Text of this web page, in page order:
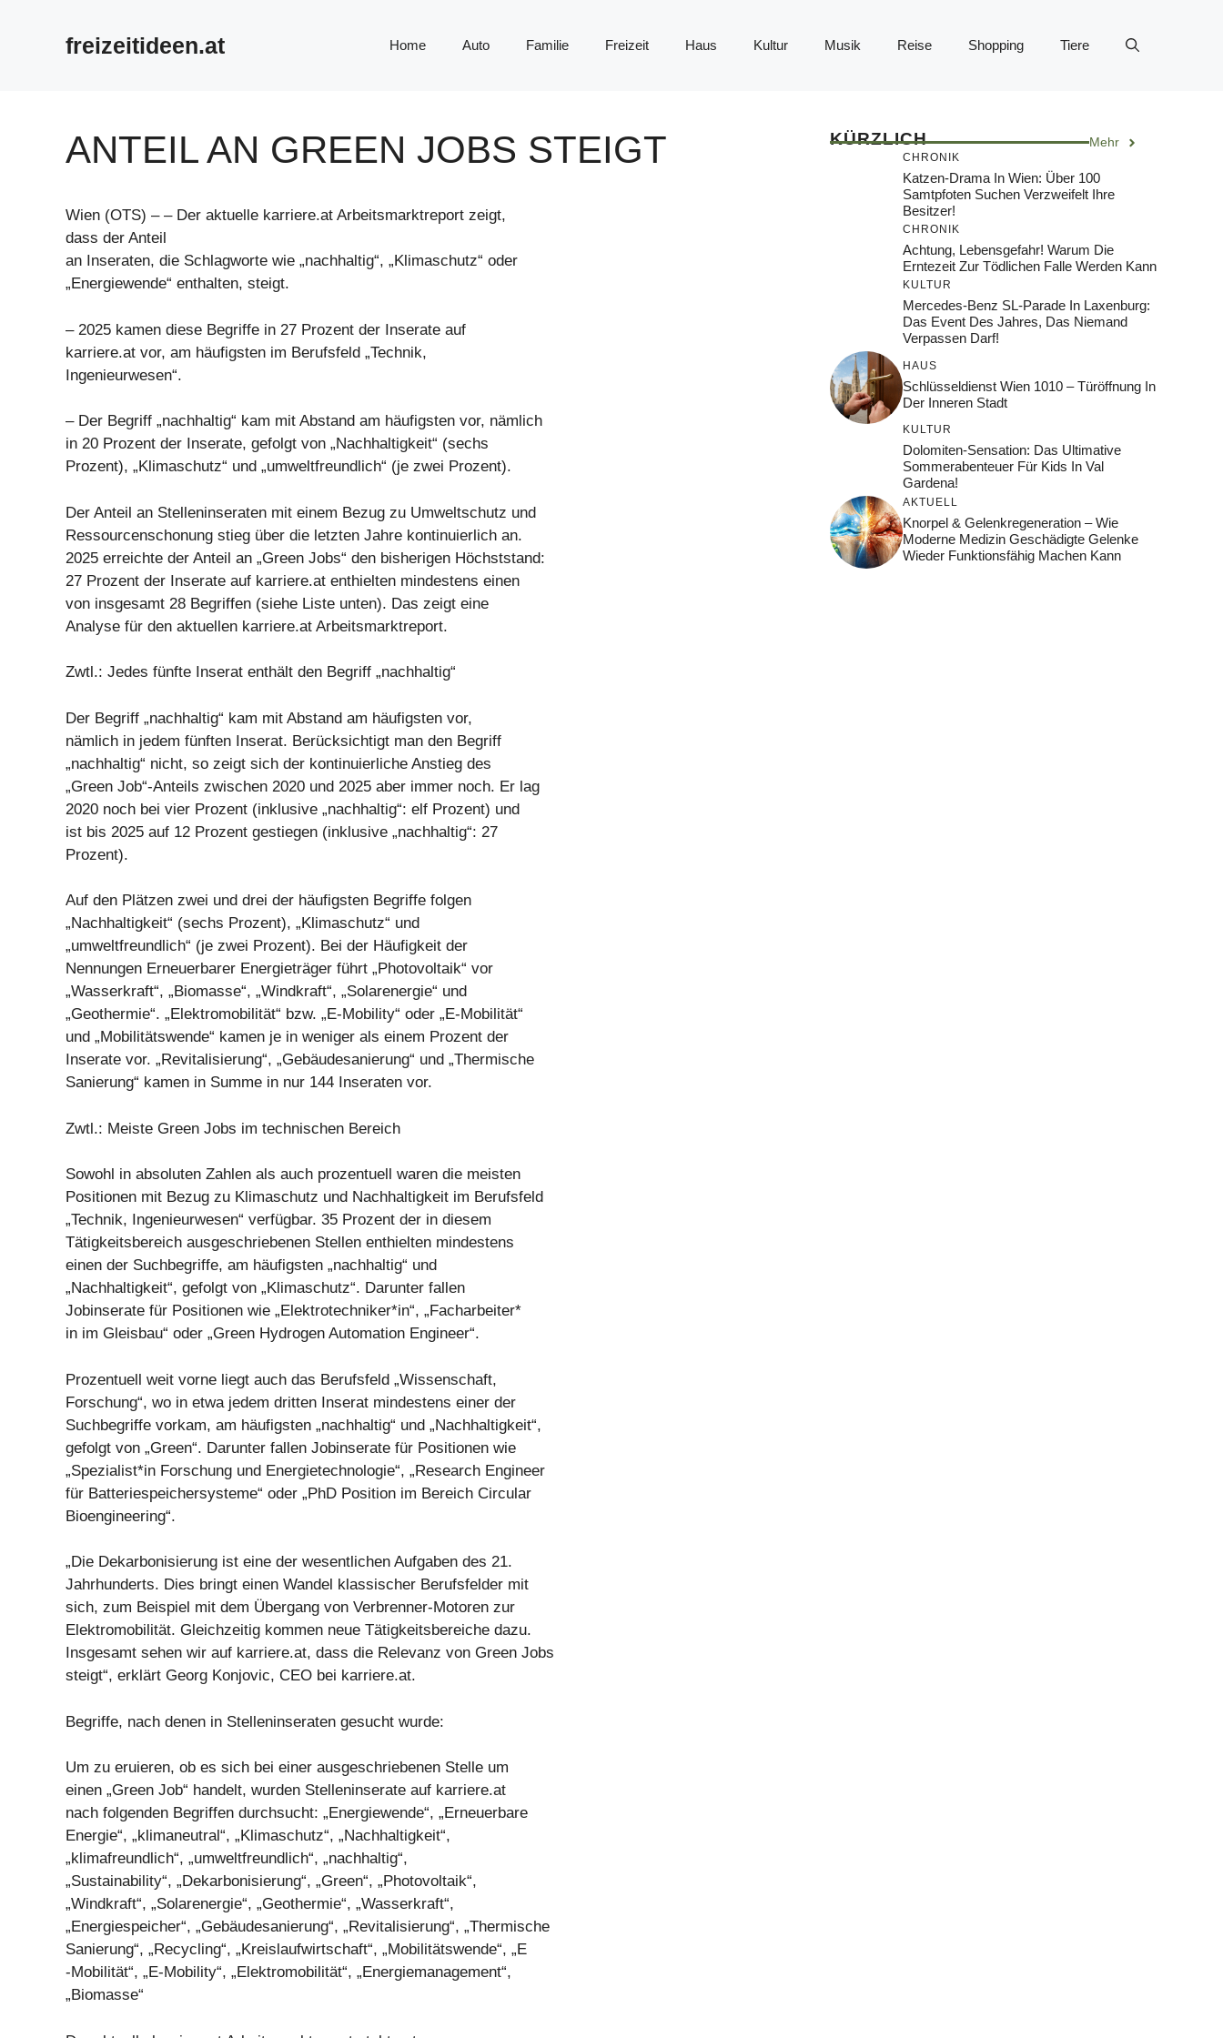
freizeitideen.at Home Auto Familie Freizeit Haus Kultur Musik Reise Shopping Tiere
ANTEIL AN GREEN JOBS STEIGT
Wien (OTS) – – Der aktuelle karriere.at Arbeitsmarktreport zeigt,
dass der Anteil
an Inseraten, die Schlagworte wie „nachhaltig“, „Klimaschutz“ oder
„Energiewende“ enthalten, steigt.
– 2025 kamen diese Begriffe in 27 Prozent der Inserate auf
karriere.at vor, am häufigsten im Berufsfeld „Technik,
Ingenieurwesen“.
– Der Begriff „nachhaltig“ kam mit Abstand am häufigsten vor, nämlich
in 20 Prozent der Inserate, gefolgt von „Nachhaltigkeit“ (sechs
Prozent), „Klimaschutz“ und „umweltfreundlich“ (je zwei Prozent).
Der Anteil an Stelleninseraten mit einem Bezug zu Umweltschutz und
Ressourcenschonung stieg über die letzten Jahre kontinuierlich an.
2025 erreichte der Anteil an „Green Jobs“ den bisherigen Höchststand:
27 Prozent der Inserate auf karriere.at enthielten mindestens einen
von insgesamt 28 Begriffen (siehe Liste unten). Das zeigt eine
Analyse für den aktuellen karriere.at Arbeitsmarktreport.
Zwtl.: Jedes fünfte Inserat enthält den Begriff „nachhaltig“
Der Begriff „nachhaltig“ kam mit Abstand am häufigsten vor,
nämlich in jedem fünften Inserat. Berücksichtigt man den Begriff
„nachhaltig“ nicht, so zeigt sich der kontinuierliche Anstieg des
„Green Job“-Anteils zwischen 2020 und 2025 aber immer noch. Er lag
2020 noch bei vier Prozent (inklusive „nachhaltig“: elf Prozent) und
ist bis 2025 auf 12 Prozent gestiegen (inklusive „nachhaltig“: 27
Prozent).
Auf den Plätzen zwei und drei der häufigsten Begriffe folgen
„Nachhaltigkeit“ (sechs Prozent), „Klimaschutz“ und
„umweltfreundlich“ (je zwei Prozent). Bei der Häufigkeit der
Nennungen Erneuerbarer Energieträger führt „Photovoltaik“ vor
„Wasserkraft“, „Biomasse“, „Windkraft“, „Solarenergie“ und
„Geothermie“. „Elektromobilität“ bzw. „E-Mobility“ oder „E-Mobilität“
und „Mobilitätswende“ kamen je in weniger als einem Prozent der
Inserate vor. „Revitalisierung“, „Gebäudesanierung“ und „Thermische
Sanierung“ kamen in Summe in nur 144 Inseraten vor.
Zwtl.: Meiste Green Jobs im technischen Bereich
Sowohl in absoluten Zahlen als auch prozentuell waren die meisten
Positionen mit Bezug zu Klimaschutz und Nachhaltigkeit im Berufsfeld
„Technik, Ingenieurwesen“ verfügbar. 35 Prozent der in diesem
Tätigkeitsbereich ausgeschriebenen Stellen enthielten mindestens
einen der Suchbegriffe, am häufigsten „nachhaltig“ und
„Nachhaltigkeit“, gefolgt von „Klimaschutz“. Darunter fallen
Jobinserate für Positionen wie „Elektrotechniker*in“, „Facharbeiter*
in im Gleisbau“ oder „Green Hydrogen Automation Engineer“.
Prozentuell weit vorne liegt auch das Berufsfeld „Wissenschaft,
Forschung“, wo in etwa jedem dritten Inserat mindestens einer der
Suchbegriffe vorkam, am häufigsten „nachhaltig“ und „Nachhaltigkeit“,
gefolgt von „Green“. Darunter fallen Jobinserate für Positionen wie
„Spezialist*in Forschung und Energietechnologie“, „Research Engineer
für Batteriespeichersysteme“ oder „PhD Position im Bereich Circular
Bioengineering“.
„Die Dekarbonisierung ist eine der wesentlichen Aufgaben des 21.
Jahrhunderts. Dies bringt einen Wandel klassischer Berufsfelder mit
sich, zum Beispiel mit dem Übergang von Verbrenner-Motoren zur
Elektromobilität. Gleichzeitig kommen neue Tätigkeitsbereiche dazu.
Insgesamt sehen wir auf karriere.at, dass die Relevanz von Green Jobs
steigt“, erklärt Georg Konjovic, CEO bei karriere.at.
Begriffe, nach denen in Stelleninseraten gesucht wurde:
Um zu eruieren, ob es sich bei einer ausgeschriebenen Stelle um
einen „Green Job“ handelt, wurden Stelleninserate auf karriere.at
nach folgenden Begriffen durchsucht: „Energiewende“, „Erneuerbare
Energie“, „klimaneutral“, „Klimaschutz“, „Nachhaltigkeit“,
„klimafreundlich“, „umweltfreundlich“, „nachhaltig“,
„Sustainability“, „Dekarbonisierung“, „Green“, „Photovoltaik“,
„Windkraft“, „Solarenergie“, „Geothermie“, „Wasserkraft“,
„Energiespeicher“, „Gebäudesanierung“, „Revitalisierung“, „Thermische
Sanierung“, „Recycling“, „Kreislaufwirtschaft“, „Mobilitätswende“, „E
-Mobilität“, „E-Mobility“, „Elektromobilität“, „Energiemanagement“,
„Biomasse“
KÜRZLICH Mehr
CHRONIK
Katzen-Drama In Wien: Über 100
Samtpfoten Suchen Verzweifelt Ihre
Besitzer!
CHRONIK
Achtung, Lebensgefahr! Warum Die
Erntezeit Zur Tödlichen Falle Werden Kann
KULTUR
Mercedes-Benz SL-Parade In Laxenburg:
Das Event Des Jahres, Das Niemand
Verpassen Darf!
HAUS
Schlüsseldienst Wien 1010 – Türöffnung In
Der Inneren Stadt
KULTUR
Dolomiten-Sensation: Das Ultimative
Sommerabenteuer Für Kids In Val
Gardena!
AKTUELL
Knorpel & Gelenkregeneration – Wie
Moderne Medizin Geschädigte Gelenke
Wieder Funktionsfähig Machen Kann